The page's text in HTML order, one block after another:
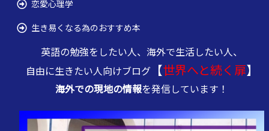
恋愛心理学
生き易くなる為のおすすめ本
英語の勉強をしたい人、海外で生活したい人、
自由に生きたい人向けブログ【世界へと続く扉】
海外での現地の情報を発信しています！